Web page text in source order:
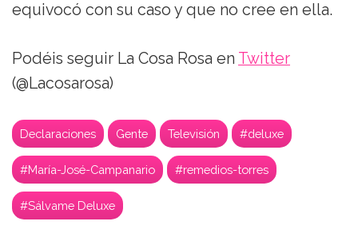
equivocó con su caso y que no cree en ella.
Podéis seguir La Cosa Rosa en Twitter
(@Lacosarosa)
Declaraciones Gente Televisión #deluxe
#María-José-Campanario #remedios-torres
#Sálvame Deluxe